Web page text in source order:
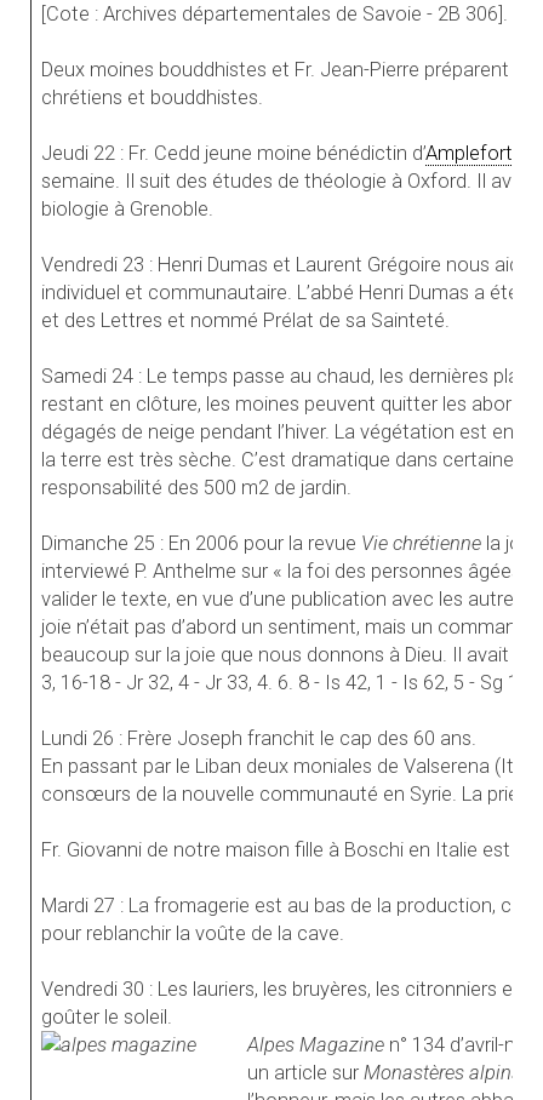
[Cote : Archives départementales de Savoie - 2B 306].
Deux moines bouddhistes et Fr. Jean-Pierre préparent à
chrétiens et bouddhistes.
Jeudi 22 : Fr. Cedd jeune moine bénédictin d’Ampleforth
semaine. Il suit des études de théologie à Oxford. Il
biologie à Grenoble.
Vendredi 23 : Henri Dumas et Laurent Grégoire nous
individuel et communautaire. L’abbé Henri Dumas a été
et des Lettres et nommé Prélat de sa Sainteté.
Samedi 24 : Le temps passe au chaud, les dernières
restant en clôture, les moines peuvent quitter les abords
dégagés de neige pendant l’hiver. La végétation est en
la terre est très sèche. C’est dramatique dans certaines
responsabilité des 500 m2 de jardin.
Dimanche 25 : En 2006 pour la revue Vie chrétienne la
interviewé P. Anthelme sur « la foi des personnes âgées
valider le texte, en vue d’une publication avec les autres
joie n’était pas d’abord un sentiment, mais un
beaucoup sur la joie que nous donnons à Dieu. Il avait
3, 16-18 - Jr 32, 4 - Jr 33, 4. 6. 8 - Is 42, 1 - Is 62, 5 - Sg 1,
Lundi 26 : Frère Joseph franchit le cap des 60 ans.
En passant par le Liban deux moniales de Valserena
consœurs de la nouvelle communauté en Syrie. La
Fr. Giovanni de notre maison fille à Boschi en Italie est
Mardi 27 : La fromagerie est au bas de la production,
pour reblanchir la voûte de la cave.
Vendredi 30 : Les lauriers, les bruyères, les citronniers
goûter le soleil.
Alpes Magazine n° 134 d’avril-
un article sur Monastères alpins,